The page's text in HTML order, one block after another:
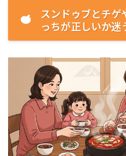
スンドゥブとチ
っちが正しいか迷